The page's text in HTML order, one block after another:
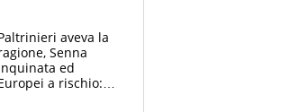
aveva la
Senna
ed
a rischio: